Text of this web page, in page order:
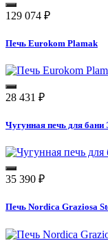
129 074 ₽
Печь Eurokom Plamak
28 431 ₽
Чугунная печь для
35 390 ₽
Печь Nordica Graziosa